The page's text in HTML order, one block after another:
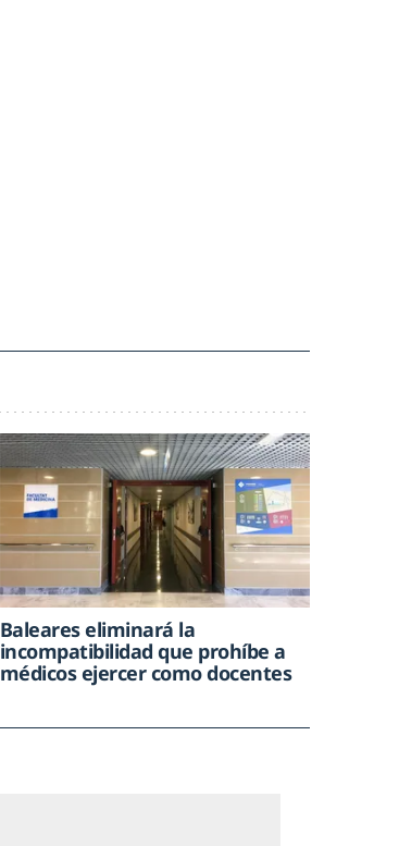
Baleares eliminará la
incompatibilidad que prohíbe a
médicos ejercer como docentes